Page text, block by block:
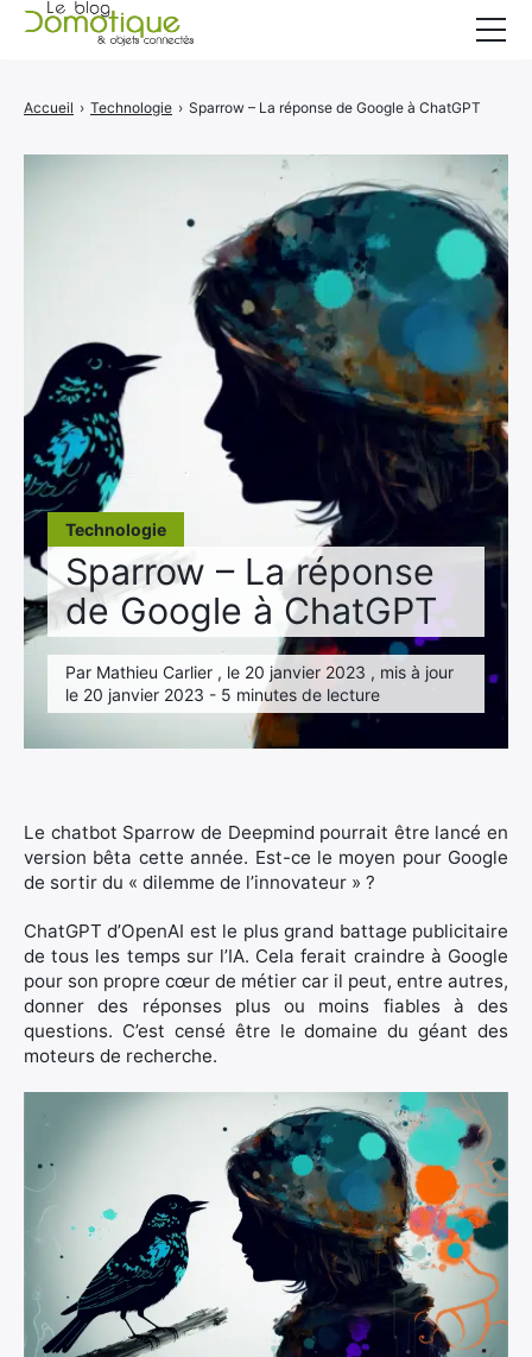
Technologie
Sparrow – La réponse
de Google à ChatGPT
Par Mathieu Carlier , le 20 janvier 2023 , mis à jour
le 20 janvier 2023 - 5 minutes de lecture
Accueil › Technologie › Sparrow – La réponse de Google à ChatGPT
Le chatbot Sparrow de Deepmind pourrait être lancé en
version bêta cette année. Est-ce le moyen pour Google
de sortir du « dilemme de l’innovateur » ?
ChatGPT d’OpenAI est le plus grand battage publicitaire
de tous les temps sur l’IA. Cela ferait craindre à Google
pour son propre cœur de métier car il peut, entre autres,
donner des réponses plus ou moins fiables à des
questions. C’est censé être le domaine du géant des
moteurs de recherche.